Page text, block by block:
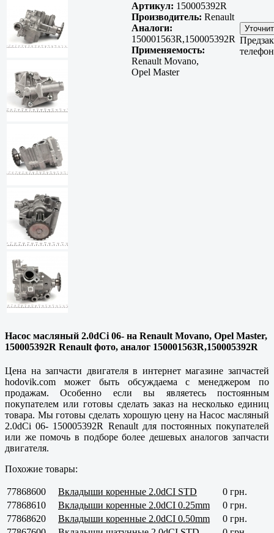
Артикул: 150005392R
Производитель: Renault
Аналоги:
150001563R,150005392R
Применяемость:
Renault Movano,
Opel Master
Насос масляный 2.0dCi 06- на Renault Movano, Opel Master,
150005392R Renault фото, аналог 150001563R,150005392R
Цена на запчасти двигателя в интернет магазине запчастей
hodovik.com может быть обсуждаема с менеджером по
продажам. Особенно если вы являетесь постоянным
покупателем или готовы сделать заказ на несколько единиц
товара. Мы готовы сделать хорошую цену на Насос масляный
2.0dCi 06- 150005392R Renault для постоянных покупателей
или же помочь в подборе более дешевых аналогов запчасти
двигателя.
Похожие товары:
77868600 Вкладыши коренные 2.0dCI STD
0 грн.
77868610
Вкладыши коренные 2.0dCI 0.25mm
0 грн.
77868620
Вкладыши коренные 2.0dCI 0.50mm
0 грн.